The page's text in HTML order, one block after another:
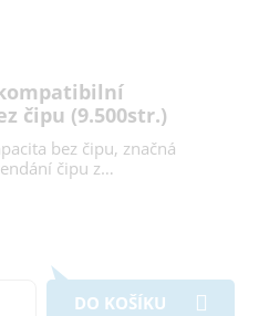
kompatibilní
čipu (9.500str.)
bez čipu, značná
čipu z…
DO KOŠÍKU